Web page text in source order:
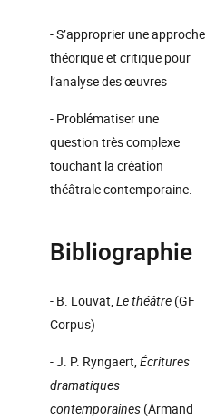
- S’approprier une approche
théorique et critique pour
l’analyse des œuvres
- Problématiser une
question très complexe
touchant la création
théâtrale contemporaine.
Bibliographie
- B. Louvat,Le théâtre (GF
Corpus)
- J. P. Ryngaert,Écritures
dramatiques
contemporaines (Armand